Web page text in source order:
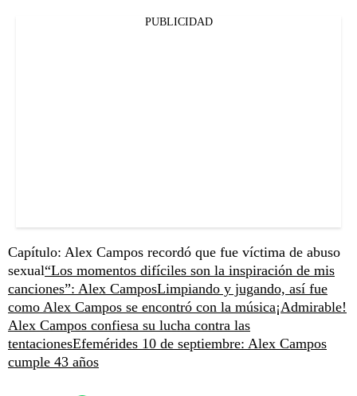
PUBLICIDAD
Capítulo: Alex Campos recordó que fue víctima de abuso
sexual“Los momentos difíciles son la inspiración de mis
canciones”: Alex CamposLimpiando y jugando, así fue
como Alex Campos se encontró con la música¡Admirable!
Alex Campos confiesa su lucha contra las
tentacionesEfemérides 10 de septiembre: Alex Campos
cumple 43 años